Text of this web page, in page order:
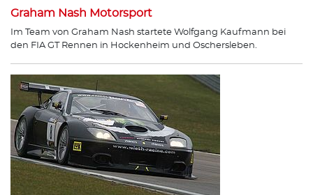
Graham Nash Motorsport
Im Team von Graham Nash startete Wolfgang Kaufmann bei
den FIA GT Rennen in Hockenheim und Oschersleben.